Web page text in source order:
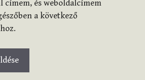
címem, és weboldalcímem
a következő